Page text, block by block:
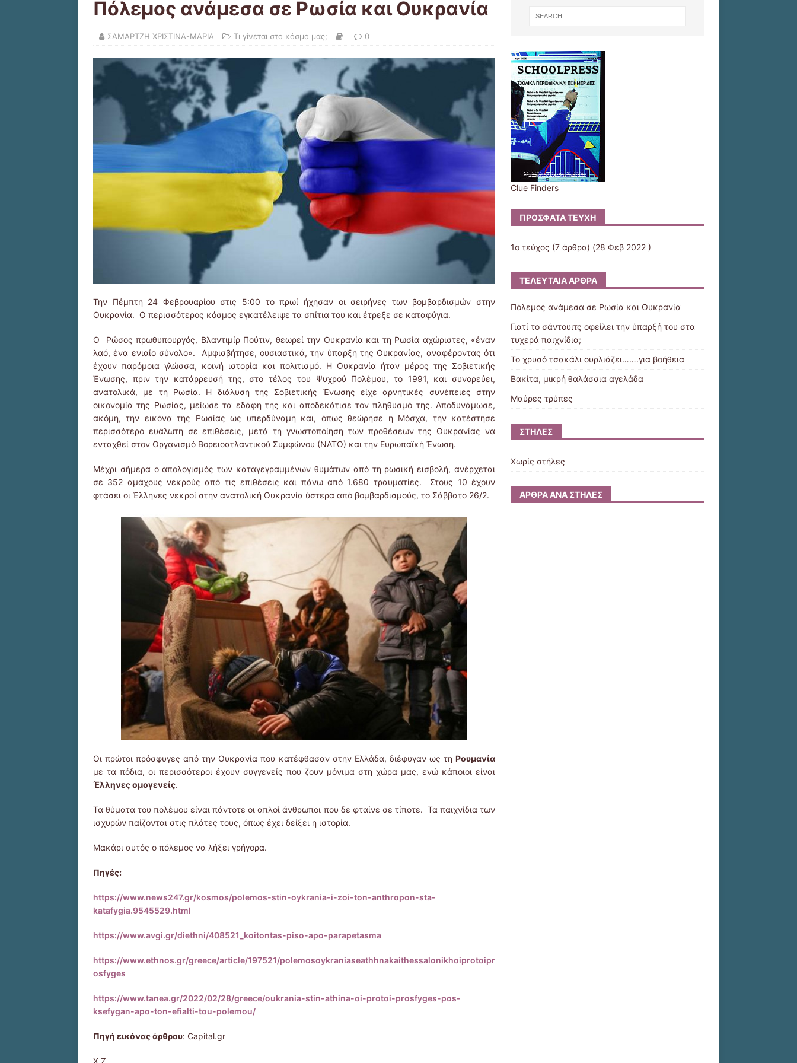
Πόλεμος ανάμεσα σε Ρωσία και Ουκρανία
ΣΑΜΑΡΤΖΗ ΧΡΙΣΤΙΝΑ-ΜΑΡΙΑ Τι γίνεται στο κόσμο μας; 0
Την Πέμπτη 24 Φεβρουαρίου στις 5:00 το πρωί ήχησαν οι σειρήνες των βομβαρδισμών στην
Ουκρανία. Ο περισσότερος κόσμος εγκατέλειψε τα σπίτια του και έτρεξε σε καταφύγια.
Ο Ρώσος πρωθυπουργός, Βλαντιμίρ Πούτιν, θεωρεί την Ουκρανία και τη Ρωσία αχώριστες, «έναν
λαό, ένα ενιαίο σύνολο». Αμφισβήτησε, ουσιαστικά, την ύπαρξη της Ουκρανίας, αναφέροντας ότι
έχουν παρόμοια γλώσσα, κοινή ιστορία και πολιτισμό. Η Ουκρανία ήταν μέρος της Σοβιετικής
Ένωσης, πριν την κατάρρευσή της, στο τέλος του Ψυχρού Πολέμου, το 1991, και συνορεύει,
ανατολικά, με τη Ρωσία. Η διάλυση της Σοβιετικής Ένωσης είχε αρνητικές συνέπειες στην
οικονομία της Ρωσίας, μείωσε τα εδάφη της και αποδεκάτισε τον πληθυσμό της. Αποδυνάμωσε,
ακόμη, την εικόνα της Ρωσίας ως υπερδύναμη και, όπως θεώρησε η Μόσχα, την κατέστησε
περισσότερο ευάλωτη σε επιθέσεις, μετά τη γνωστοποίηση των προθέσεων της Ουκρανίας να
ενταχθεί στον Οργανισμό Βορειοατλαντικού Συμφώνου (ΝΑΤΟ) και την Ευρωπαϊκή Ένωση.
Μέχρι σήμερα ο απολογισμός των καταγεγραμμένων θυμάτων από τη ρωσική εισβολή, ανέρχεται
σε 352 αμάχους νεκρούς από τις επιθέσεις και πάνω από 1.680 τραυματίες. Στους 10 έχουν
φτάσει οι Έλληνες νεκροί στην ανατολική Ουκρανία ύστερα από βομβαρδισμούς, το Σάββατο 26/2.
Οι πρώτοι πρόσφυγες από την Ουκρανία που κατέφθασαν στην Ελλάδα, διέφυγαν ως τηΡουμανία
με τα πόδια, οι περισσότεροι έχουν συγγενείς που ζουν μόνιμα στη χώρα μας, ενώ κάποιοι είναι
Έλληνες ομογενείς.
Τα θύματα του πολέμου είναι πάντοτε οι απλοί άνθρωποι που δε φταίνε σε τίποτε. Τα παιχνίδια των
ισχυρών παίζονται στις πλάτες τους, όπως έχει δείξει η ιστορία.
Μακάρι αυτός ο πόλεμος να λήξει γρήγορα.
Πηγές:
https://www.news247.gr/kosmos/polemos-stin-oykrania-i-zoi-ton-anthropon-sta-
katafygia.9545529.html
https://www.avgi.gr/diethni/408521_koitontas-piso-apo-parapetasma
https://www.ethnos.gr/greece/article/197521/polemosoykraniaseathhnakaithessalonikhoiprotoipr
osfyges
https://www.tanea.gr/2022/02/28/greece/oukrania-stin-athina-oi-protoi-prosfyges-pos-
ksefygan-apo-ton-efialti-tou-polemou/
Πηγή εικόνας άρθρου: Capital.gr
Χ.Ζ
Clue Finders
ΠΡΌΣΦΑΤΑ ΤΕΎΧΗ
1ο τεύχος (7 άρθρα) (28 Φεβ 2022 )
ΤΕΛΕΥΤΑΊΑ ΆΡΘΡΑ
Πόλεμος ανάμεσα σε Ρωσία και Ουκρανία
Γιατί το σάντουιτς οφείλει την ύπαρξή του στα
τυχερά παιχνίδια;
Το χρυσό τσακάλι ουρλιάζει…….για βοήθεια
Βακίτα, μικρή θαλάσσια αγελάδα
Μαύρες τρύπες
ΣΤΉΛΕΣ
Χωρίς στήλες
ΆΡΘΡΑ ΑΝΆ ΣΤΉΛΕΣ